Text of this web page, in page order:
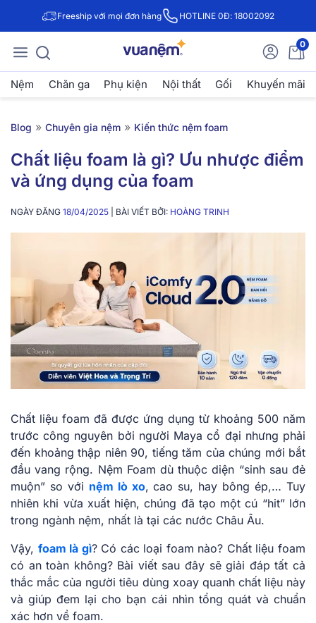
Freeship với mọi đơn hàng HOTLINE 0Đ: 18002092
0
Nệm Chăn ga Phụ kiện Nội thất Gối Khuyến mãi
Blog » Chuyên gia nệm » Kiến thức nệm foam
Chất liệu foam là gì? Ưu nhược điểm
và ứng dụng của foam
NGÀY ĐĂNG 18/04/2025 | BÀI VIẾT BỞI: HOÀNG TRINH
Chất liệu foam đã được ứng dụng từ khoảng 500 năm
trước công nguyên bởi người Maya cổ đại nhưng phải
đến khoảng thập niên 90, tiếng tăm của chúng mới bắt
đầu vang rộng. Nệm Foam dù thuộc diện “sinh sau đẻ
muộn” so với nệm lò xo, cao su, hay bông ép,… Tuy
nhiên khi vừa xuất hiện, chúng đã tạo một cú “hit” lớn
trong ngành nệm, nhất là tại các nước Châu Âu.
Vậy, foam là gì? Có các loại foam nào? Chất liệu foam
có an toàn không? Bài viết sau đây sẽ giải đáp tất cả
thắc mắc của người tiêu dùng xoay quanh chất liệu này
và giúp đem lại cho bạn cái nhìn tổng quát và chuẩn
xác hơn về foam.